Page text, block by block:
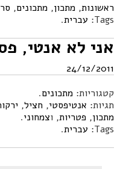
ראשונות, מתכון, מתכונים,
Tags: עברית.
אני לא אנטי,
24/12/2011
קטגוריות: מתכונים.
תגיות: אנטיפסטי, חציל,
מתכון, פטריות, וצמחוני.
Tags: עברית.